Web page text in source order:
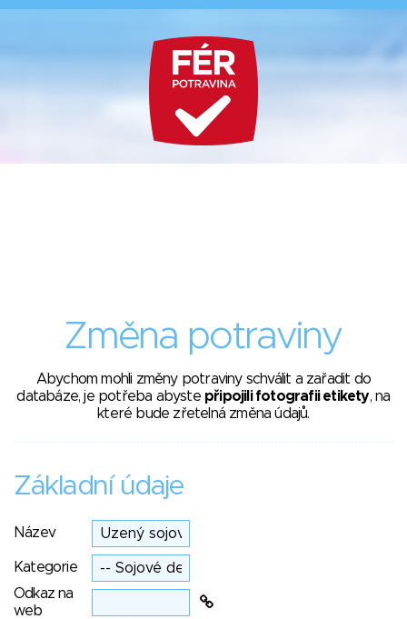
Změna potraviny
Abychom mohli změny potraviny schválit a zařadit do
databáze, je potřeba abyste připojili fotografii etikety, na
které bude zřetelná změna údajů.
Základní údaje
Název
Kategorie
Odkaz na
web